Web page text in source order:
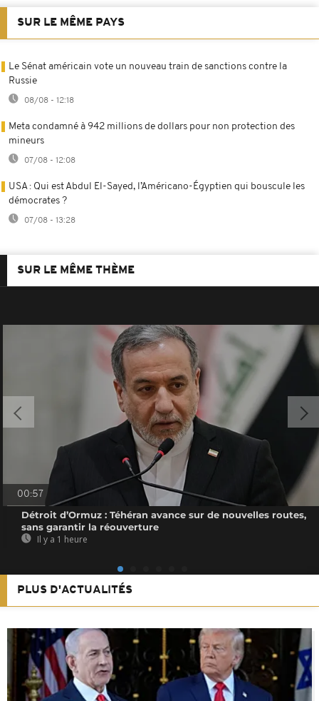
SUR LE MÊME PAYS
Le Sénat américain vote un nouveau train de sanctions contre la
Russie
08/08 - 12:18
Meta condamné à 942 millions de dollars pour non protection des
mineurs
07/08 - 12:08
USA : Qui est Abdul El-Sayed, l’Américano-Égyptien qui bouscule les
démocrates ?
07/08 - 13:28
SUR LE MÊME THÈME
00:57
Détroit d’Ormuz : Téhéran avance sur de nouvelles routes,
sans garantir la réouverture
Il y a 1 heure
PLUS D'ACTUALITÉS